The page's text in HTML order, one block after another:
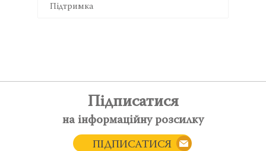
Підтримка
Підписатися
на інформаційну розсилку
ПІДПИСАТИСЯ